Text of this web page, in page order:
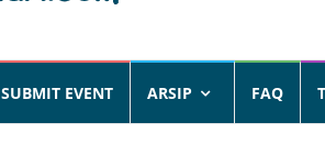
SUBMIT EVENT ARSIP FAQ